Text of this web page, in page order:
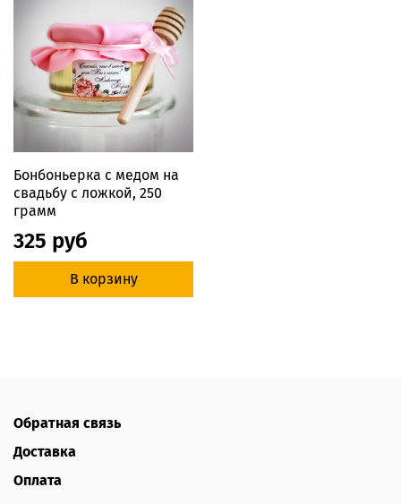
Бонбоньерка с медом на
свадьбу с ложкой, 250
грамм
325 руб
В корзину
Обратная связь
Доставка
Оплата